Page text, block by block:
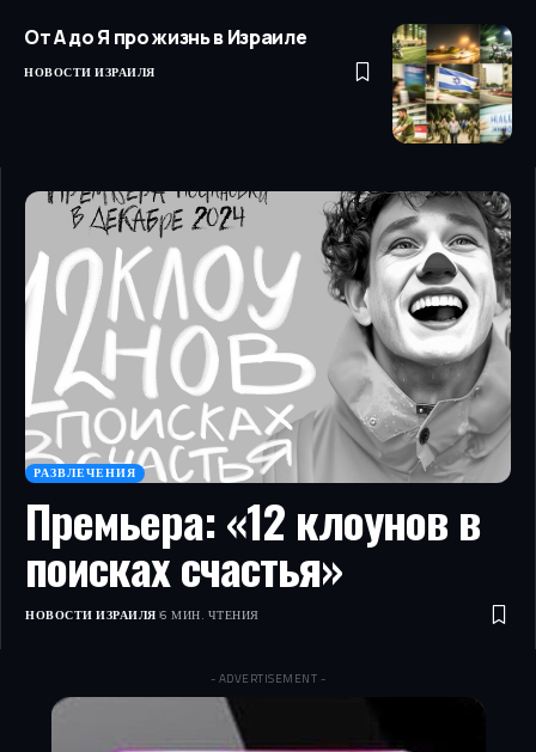
От А до Я про жизнь в Израиле
НОВОСТИ ИЗРАИЛЯ
РАЗВЛЕЧЕНИЯ
Премьера: «12 клоунов в
поисках счастья»
НОВОСТИ ИЗРАИЛЯ 6 МИН. ЧТЕНИЯ
- ADVERTISEMENT -